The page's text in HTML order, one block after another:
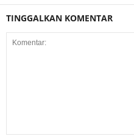
TINGGALKAN KOMENTAR